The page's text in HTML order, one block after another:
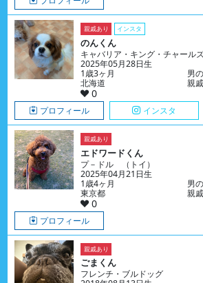
親戚あり インスタ
のんくん
キャバリア・キング・チャール
2025年05月28日生
1歳3ヶ月
男
北海道
親
0
プロフィール インスタ
親戚あり
エドワードくん
プ－ドル （トイ）
2025年04月21日生
1歳4ヶ月
男
東京都
親
0
プロフィール
親戚あり
ごまくん
フレンチ・ブルドッグ